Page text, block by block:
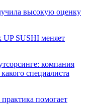
высокую оценку
UP SUSHI меняет
компания
специалиста
помогает